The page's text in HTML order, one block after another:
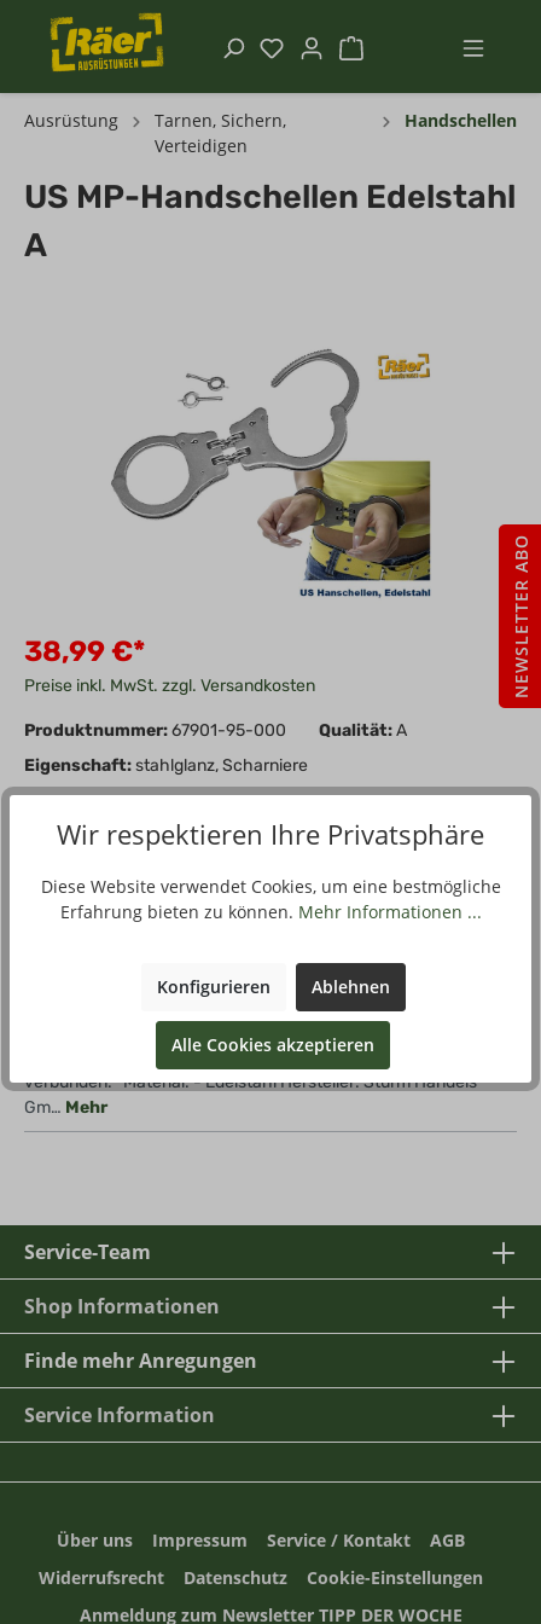
Ausrüstung
Tarnen, Sichern,
Verteidigen
Handschellen
US MP-Handschellen Edelstahl
A
38,99 €*
Preise inkl. MwSt. zzgl. Versandkosten
Produktnummer:67901-95-000 Qualität:A
Eigenschaft:stahlglanz, Scharniere
Stück In den Warenkorb
Zum Merkzettel hinzufügen
Die Handschellenhälften sind mit Doppel-Scharnieren
verbunden. Material: - Edelstahl Hersteller: Sturm Handels
Gm… Mehr
Service-Team
Shop Informationen
Finde mehr Anregungen
Service Information
Über uns Impressum Service / Kontakt
AGB
Widerrufsrecht
Datenschutz
Cookie-Einstellungen
Anmeldung zum Newsletter TIPP DER WOCHE
Wir respektieren Ihre Privatsphäre
Diese Website verwendet Cookies, um eine bestmögliche
Erfahrung bieten zu können. Mehr Informationen ...
Konfigurieren Ablehnen
Alle Cookies akzeptieren
NEWSLETTER ABO